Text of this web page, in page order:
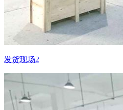
发货现场2